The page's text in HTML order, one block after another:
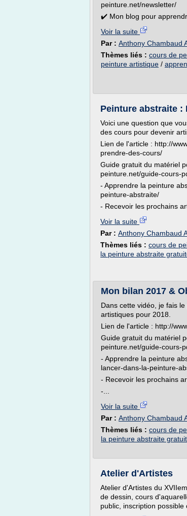
peinture.net/newsletter/
✔️ Mon blog pour
Voir la suite
Par : Anthony Chambaud
Thèmes liés : cours de
peinture artistique /
Peinture abstraite :
Voici une question que
des cours pour devenir
Lien de l'article : http://
prendre-des-cours/
Guide gratuit du matériel
peinture.net/guide-cours-
- Apprendre la peinture
peinture-abstraite/
- Recevoir les prochains
Voir la suite
Par : Anthony Chambaud
Thèmes liés : cours de
la peinture abstraite
Mon bilan 2017 &
Dans cette vidéo, je fais
artistiques pour 2018.
Lien de l'article : http://
Guide gratuit du matériel
peinture.net/guide-cours-
- Apprendre la peinture
lancer-dans-la-peinture-
- Recevoir les prochains
-...
Voir la suite
Par : Anthony Chambaud
Thèmes liés : cours de
la peinture abstraite
Atelier d'Artistes
Atelier d'Artistes du
de dessin, cours
public, inscription possible